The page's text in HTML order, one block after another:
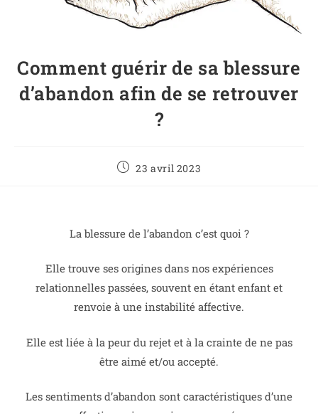
Comment guérir de sa blessure
d’abandon afin de se retrouver
?
23 avril 2023
La blessure de l’abandon c’est quoi ?
Elle trouve ses origines dans nos expériences
relationnelles passées, souvent en étant enfant et
renvoie à une instabilité affective.
Elle est liée à la peur du rejet et à la crainte de ne pas
être aimé et/ou accepté.
Les sentiments d’abandon sont caractéristiques d’une